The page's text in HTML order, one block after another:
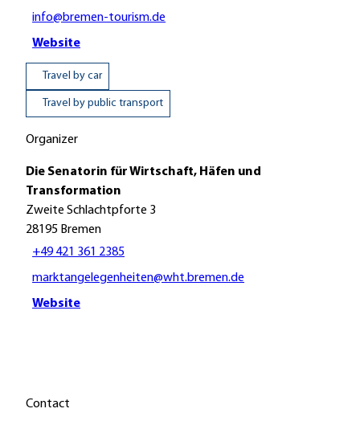
info@bremen-tourism.de
Website
Travel by car
Travel by public transport
Organizer
Die Senatorin für Wirtschaft, Häfen und
Transformation
Zweite Schlachtpforte 3
28195 Bremen
+49 421 361 2385
marktangelegenheiten@wht.bremen.de
Website
Contact